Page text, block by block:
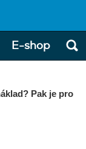
Pak je pro
E-shop